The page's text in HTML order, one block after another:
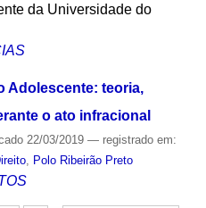
da Universidade do
Adolescente: teoria,
o ato infracional
22/03/2019 — registrado em:
, Polo Ribeirão Preto